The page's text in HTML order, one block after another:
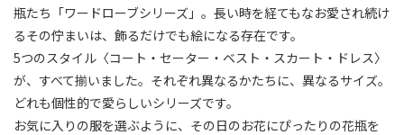
瓶たち「ワードローブシリーズ」。長い時を経てもなお愛され続け
るその佇まいは、飾るだけでも絵になる存在です。
5つのスタイル〈コート・セーター・ベスト・スカート・ドレス〉
が、すべて揃いました。それぞれ異なるかたちに、異なるサイズ。
どれも個性的で愛らしいシリーズです。
お気に入りの服を選ぶように、その日のお花にぴったりの花瓶を